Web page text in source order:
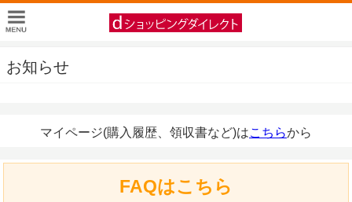
お知らせ
マイページ(購入履歴、領収書など)はこちらから
FAQはこちら